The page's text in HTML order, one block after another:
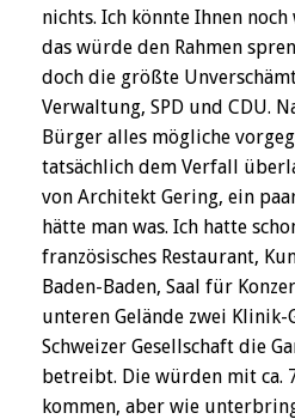
nichts. Ich könnte Ihnen
das würde den Rahmen
doch die größte
Verwaltung, SPD und CDU.
Bürger alles mögliche
tatsächlich dem Verfall
von Architekt Gering, ein
hätte man was. Ich hatte
französisches Restaurant,
Baden-Baden, Saal für
unteren Gelände zwei
Schweizer Gesellschaft die
betreibt. Die würden mit ca.
kommen, aber wie